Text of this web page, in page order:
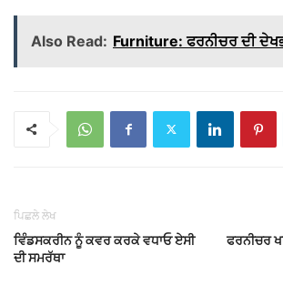
Also Read: Furniture: ਫਰਨੀਚਰ ਦੀ
ਪਿਛਲੇ ਲੇਖ
ਵਿੰਡਸਕਰੀਨ ਨੂੰ ਕਵਰ ਕਰਕੇ ਵਧਾਓ ਏਸੀ
ਦੀ ਸਮਰੱਥਾ
ਫਰਨੀਚਰ